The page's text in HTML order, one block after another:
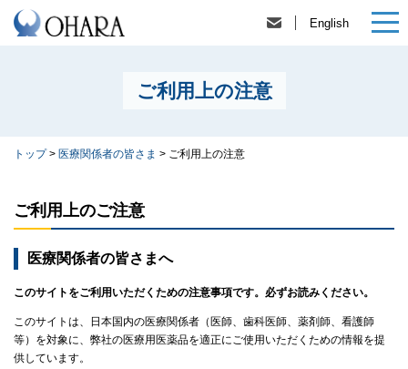
English
ご利用上の注意
トップ> 医療関係者の皆さま > ご利用上の注意
ご利用上のご注意
医療関係者の皆さまへ
このサイトをご利用いただくための注意事項です。必ずお読みください。
このサイトは、日本国内の医療関係者（医師、歯科医師、薬剤師、看護師
等）を対象に、弊社の医療用医薬品を適正にご使用いただくための情報を提
供しています。